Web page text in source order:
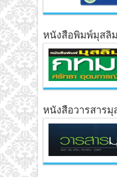
หนังสือพิมพ์มุสลิ
หนังสือวารสาร